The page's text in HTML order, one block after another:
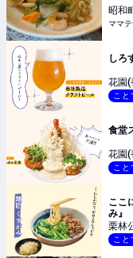
昭和
ママ
しろ
花園(
こと
食堂
花園(
こと
ここ
み』
栗林
こと